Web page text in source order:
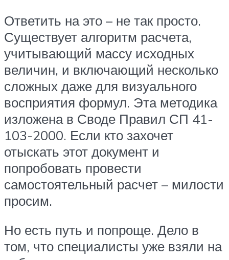
Ответить на это – не так просто.
Существует алгоритм расчета,
учитывающий массу исходных
величин, и включающий несколько
сложных даже для визуального
восприятия формул. Эта методика
изложена в Своде Правил СП 41-
103-2000. Если кто захочет
отыскать этот документ и
попробовать провести
самостоятельный расчет – милости
просим.
Но есть путь и попроще. Дело в
том, что специалисты уже взяли на